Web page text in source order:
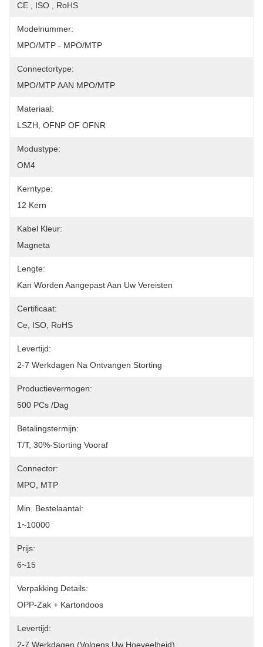
CE , ISO , RoHS
Modelnummer:
MPO/MTP - MPO/MTP
Connectortype:
MPO/MTP AAN MPO/MTP
Materiaal:
LSZH, OFNP OF OFNR
Modustype:
OM4
Kerntype:
12 Kern
Kabel Kleur:
Magneta
Lengte:
Kan Worden Aangepast Aan Uw Vereisten
Certificaat:
Ce, ISO, RoHS
Levertijd:
2-7 Werkdagen Na Ontvangen Storting
Productievermogen:
500 PCs /dag
Betalingstermijn:
T/T, 30%-Storting Vooraf
Connector:
MPO, MTP
Min. Bestelaantal:
1~10000
Prijs:
6~15
Verpakking Details:
OPP-Zak + Kartondoos
Levertijd:
2-7 Werkdagen (volgens Uw Hoeveelheid)